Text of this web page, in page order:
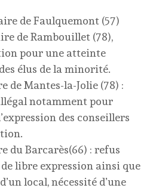
de Faulquemont (57)
de Rambouillet (78),
pour une atteinte
élus de la minorité.
de Mantes-la-Jolie (78) :
notamment pour
des conseillers
du Barcarès(66) : refus
libre expression ainsi que
local, nécessité d’une